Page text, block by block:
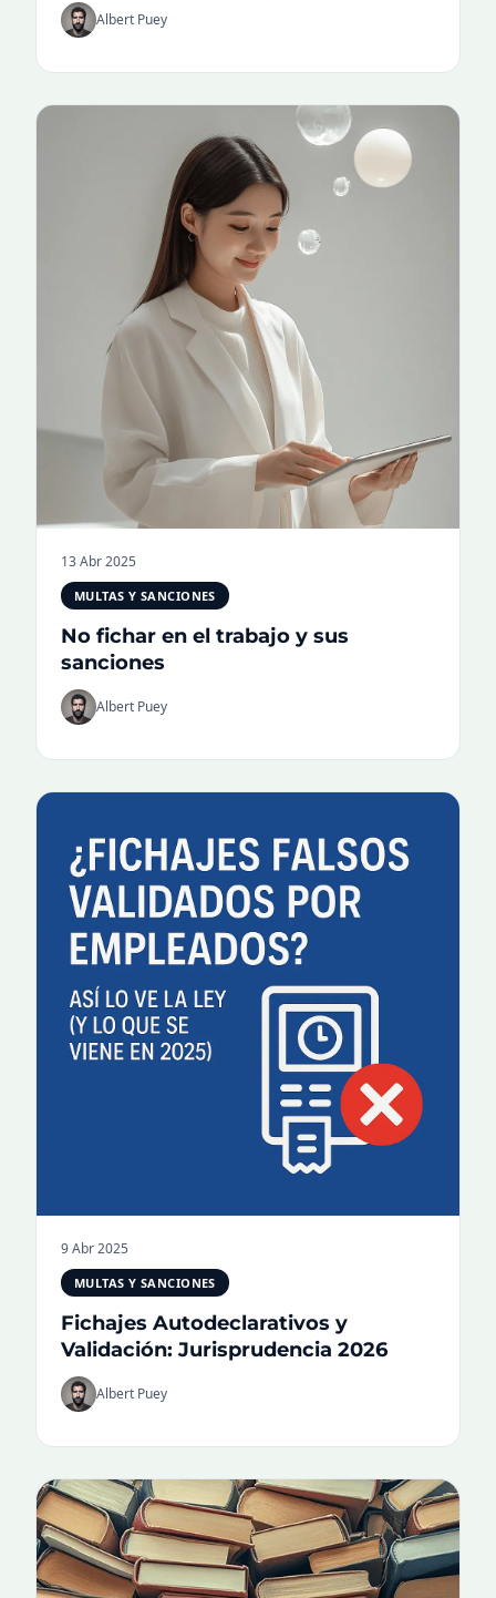
Albert Puey
13 Abr 2025
MULTAS Y SANCIONES
No fichar en el trabajo y sus
sanciones
Albert Puey
9 Abr 2025
MULTAS Y SANCIONES
Fichajes Autodeclarativos y
Validación: Jurisprudencia 2026
Albert Puey